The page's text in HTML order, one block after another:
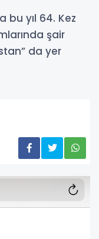
bu yıl 64. Kez
şair
da yer